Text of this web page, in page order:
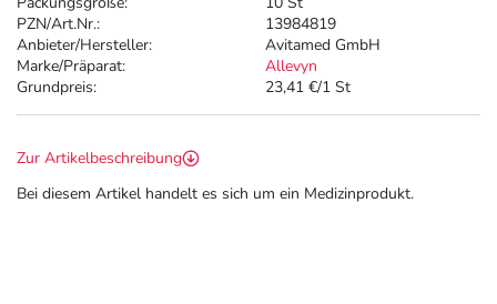
PZN/Art.Nr.:
13984819
Anbieter/Hersteller:
Avitamed GmbH
Marke/Präparat:
Allevyn
Grundpreis:
23,41 €/1 St
Zur Artikelbeschreibung
Bei diesem Artikel handelt es sich um ein Medizinprodukt.